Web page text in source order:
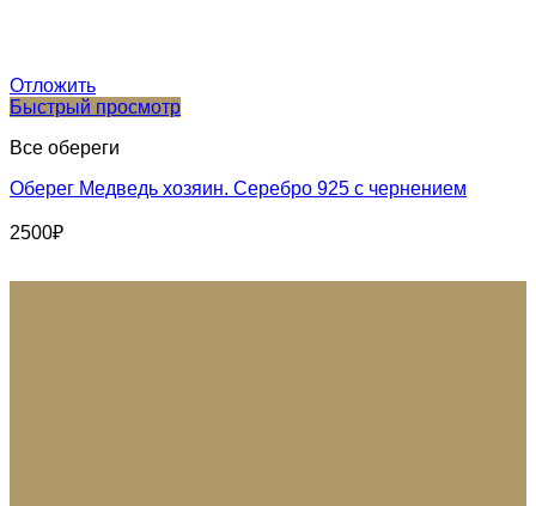
Отложить
Быстрый просмотр
Все обереги
Оберег Медведь хозяин. Серебро 925 с чернением
2500₽